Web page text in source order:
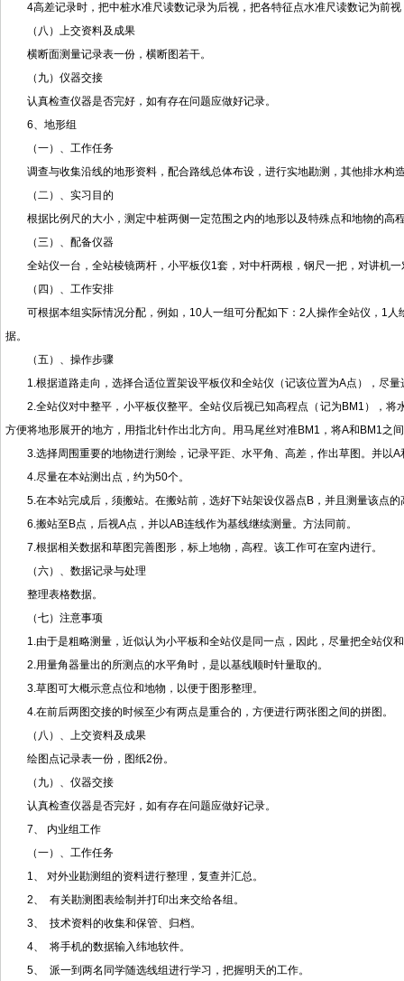
4高差记录时，把中桩水准尺读数记录为后视，把各特征点水准尺读数记为前
（八）上交资料及成果
横断面测量记录表一份，横断图若干。
（九）仪器交接
认真检查仪器是否完好，如有存在问题应做好记录。
6、地形组
（一）、工作任务
调查与收集沿线的地形资料，配合路线总体布设，进行实地勘测，其他排水构
（二）、实习目的
根据比例尺的大小，测定中桩两侧一定范围之内的地形以及特殊点和地物的
（三）、配备仪器
全站仪一台，全站棱镜两杆，小平板仪1套，对中杆两根，钢尺一把，对讲机一
（四）、工作安排
可根据本组实际情况分配，例如，10人一组可分配如下：2人操作全站仪，1
据。
（五）、操作步骤
1.根据道路走向，选择合适位置架设平板仪和全站仪（记该位置为A点），尽
2.全站仪对中整平，小平板仪整平。全站仪后视已知高程点（记为BM1），
方便将地形展开的地方，用指北针作出北方向。用马尾丝对准BM1，将A和BM1之
3.选择周围重要的地物进行测绘，记录平距、水平角、高差，作出草图。并以
4.尽量在本站测出点，约为50个。
5.在本站完成后，须搬站。在搬站前，选好下站架设仪器点B，并且测量该点
6.搬站至B点，后视A点，并以AB连线作为基线继续测量。方法同前。
7.根据相关数据和草图完善图形，标上地物，高程。该工作可在室内进行。
（六）、数据记录与处理
整理表格数据。
（七）注意事项
1.由于是粗略测量，近似认为小平板和全站仪是同一点，因此，尽量把全站仪
2.用量角器量出的所测点的水平角时，是以基线顺时针量取的。
3.草图可大概示意点位和地物，以便于图形整理。
4.在前后两图交接的时候至少有两点是重合的，方便进行两张图之间的拼图。
（八）、上交资料及成果
绘图点记录表一份，图纸2份。
（九）、仪器交接
认真检查仪器是否完好，如有存在问题应做好记录。
7、 内业组工作
（一）、工作任务
1、 对外业勘测组的资料进行整理，复查并汇总。
2、 有关勘测图表绘制并打印出来交给各组。
3、 技术资料的收集和保管、归档。
4、 将手机的数据输入纬地软件。
5、 派一到两名同学随选线组进行学习，把握明天的工作。